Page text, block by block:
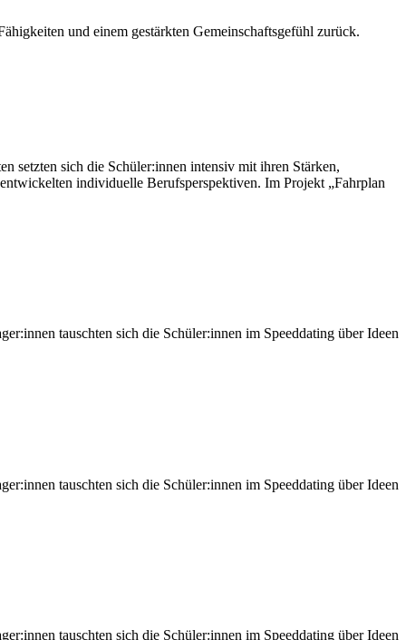
und einem gestärkten Gemeinschaftsgefühl zurück.
setzten sich die Schüler:innen intensiv mit ihren Stärken,
individuelle Berufsperspektiven. Im Projekt „Fahrplan
tauschten sich die Schüler:innen im Speeddating über Ideen
tauschten sich die Schüler:innen im Speeddating über Ideen
tauschten sich die Schüler:innen im Speeddating über Ideen